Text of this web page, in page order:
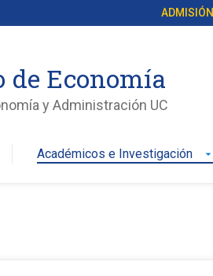
ADMISIÓN
Economía
y Administración UC
Académicos e Investigación arrow_drop_down